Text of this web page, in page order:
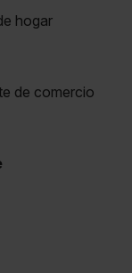
hogar
de comercio